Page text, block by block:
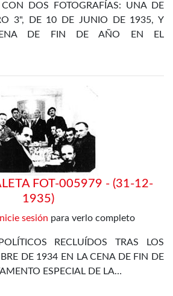
DOS FOTOGRAFÍAS: UNA DE
3", DE 10 DE JUNIO DE 1935, Y
DE FIN DE AÑO EN EL
FOT-005979 - (31-12-
1935)
Inicie sesión para verlo completo
RECLUÍDOS TRAS LOS
DE 1934 EN LA CENA DE FIN DE
ESPECIAL DE LA…